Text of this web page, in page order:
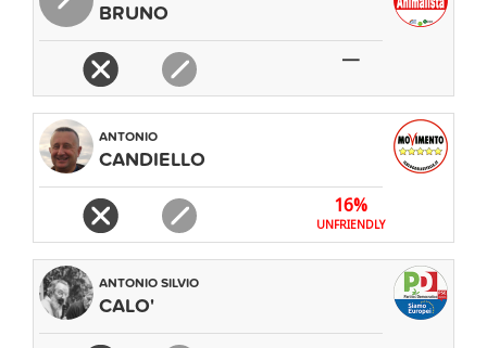
BRUNO
—
ANTONIO
CANDIELLO
16%
UNFRIENDLY
ANTONIO SILVIO
CALO'